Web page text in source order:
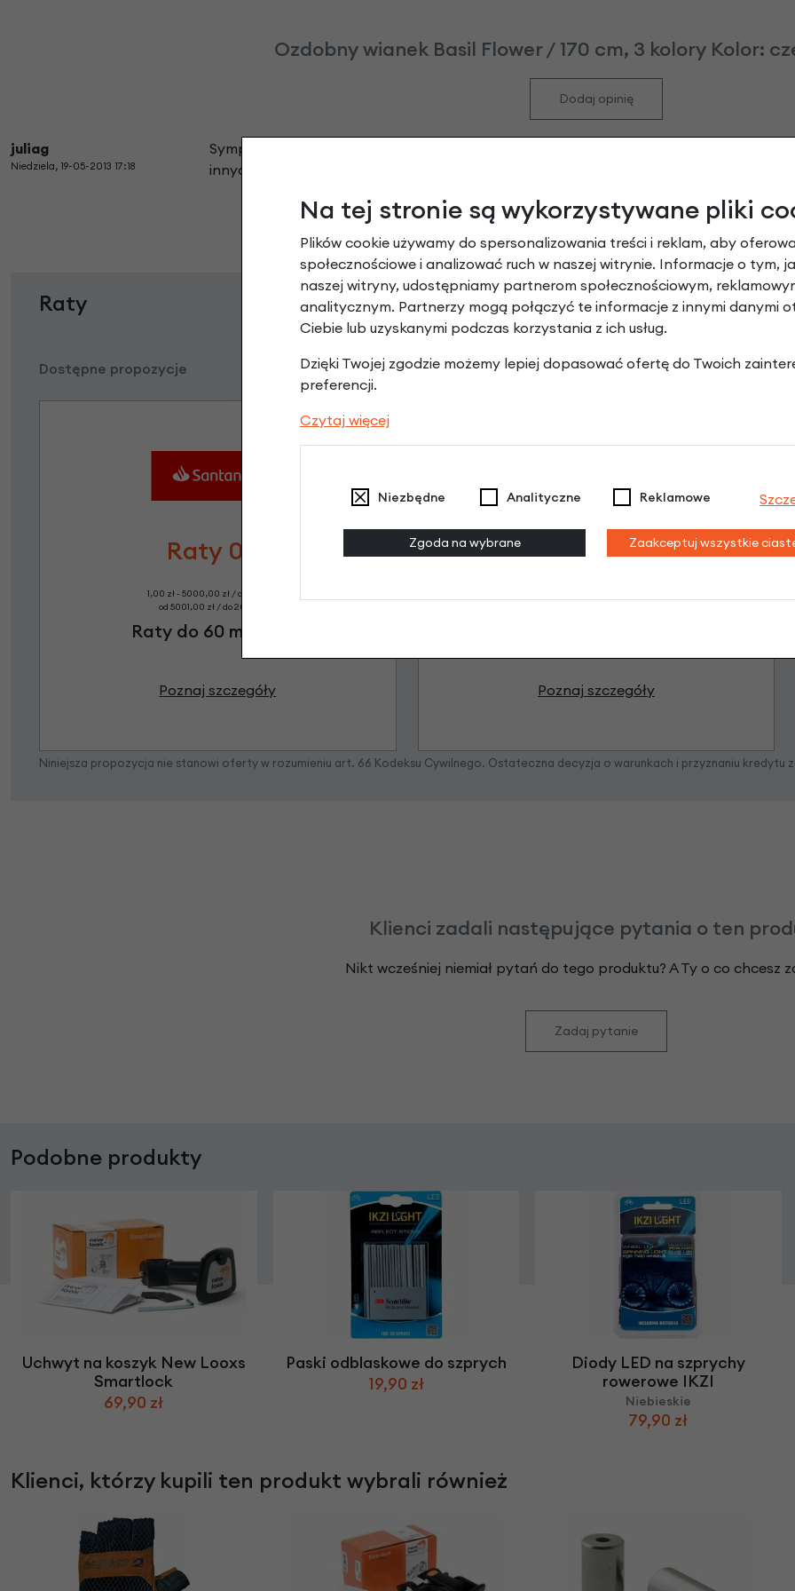
Ozdobny wianek Basil Flower / 170 cm, 3 kolory Kolor:
Dodaj opinię
juliag
Niedziela, 19-05-2013 17:18
Sympatyczny i niedrogi akcent, aby ożywić nieco wygląd roweru. Mój wieniec
innych rowerzystów 😄
Raty Leasing
Dostępne propozycje
Raty 0%
1,00 zł - 5000,00 zł / do 10 rat 0%
od 5001,00 zł / do 20 rat 0%
Raty do 60 miesięcy
Poznaj szczegóły
Raty 0%
3 miesiące nie płacisz
Poznaj szczegóły
Niniejsza propozycja nie stanowi oferty w rozumieniu art. 66 Kodeksu Cywilnego. Ostateczna decyzja o warunkach i przyznaniu
Klienci zadali następujące pytania o ten
Nikt wcześniej niemiał pytań do tego produktu? A Ty o co chcesz
Zadaj pytanie
Podobne produkty
Uchwyt na koszyk New Looxs
Smartlock
69,90 zł
Paski odblaskowe do szprych
19,90 zł
Diody LED na szprychy
rowerowe IKZI
Niebieskie
79,90 zł
Klienci, którzy kupili ten produkt wybrali również
Na tej stronie są wykorzystywane pliki
Plików cookie używamy do spersonalizowania treści i reklam, aby
społecznościowe i analizować ruch w naszej witrynie. Informacje o tym,
naszej witryny, udostępniamy partnerom społecznościowym,
analitycznym. Partnerzy mogą połączyć te informacje z innymi danymi
Ciebie lub uzyskanymi podczas korzystania z ich usług.
Dzięki Twojej zgodzie możemy lepiej dopasować ofertę do Twoich
preferencji.
Czytaj więcej
Niezbędne Analityczne Reklamowe
Zgoda na wybrane Zaakceptuj wszystkie